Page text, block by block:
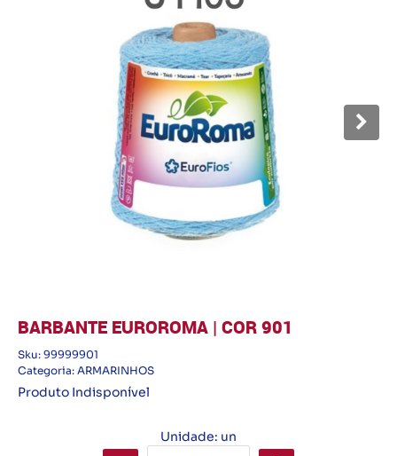
BARBANTE EUROROMA | COR 901
Sku: 99999901
Categoria: ARMARINHOS
Produto Indisponível
Unidade: un